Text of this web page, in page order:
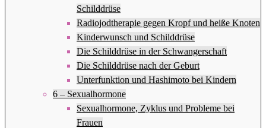
Schilddrüse
Radiojodtherapie gegen Kropf und heiße Knoten
Kinderwunsch und Schilddrüse
Die Schilddrüse in der Schwangerschaft
Die Schilddrüse nach der Geburt
Unterfunktion und Hashimoto bei Kindern
6 – Sexualhormone
Sexualhormone, Zyklus und Probleme bei
Frauen